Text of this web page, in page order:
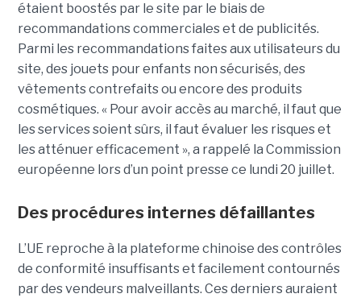
étaient boostés par le site par le biais de
recommandations commerciales et de publicités.
Parmi les recommandations faites aux utilisateurs du
site, des jouets pour enfants non sécurisés, des
vêtements contrefaits ou encore des produits
cosmétiques. « Pour avoir accès au marché, il faut que
les services soient sûrs, il faut évaluer les risques et
les atténuer efficacement », a rappelé la Commission
européenne lors d’un point presse ce lundi 20 juillet.
Des procédures internes défaillantes
L’UE reproche à la plateforme chinoise des contrôles
de conformité insuffisants et facilement contournés
par des vendeurs malveillants. Ces derniers auraient